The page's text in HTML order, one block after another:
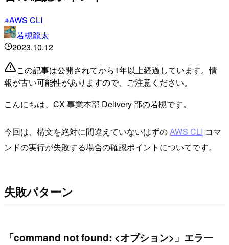
AWS CLI
若槻龍太
2023.10.12
この記事は公開されてから1年以上経過しています。情
報が古い可能性がありますので、ご注意ください。
こんにちは、CX 事業本部 Delivery 部の若槻です。
今回は、構文を絶対に間違えていないはずのAWS CLI コマ
ンドの実行が失敗する場合の確認ポイントについてです。
失敗パターン
「command not found: <オプション>」エラー